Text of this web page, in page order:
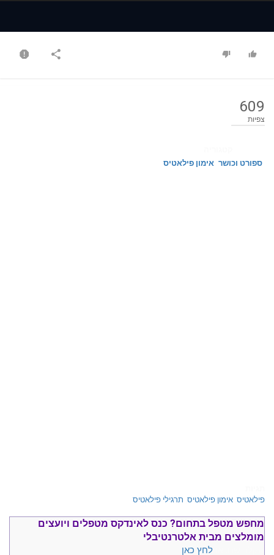
609
צפיות
ספורט וכושר אימון פילאטיס
פילאטיס אימון פילאטיס תרגילי פילאטיס
מחפש מטפל בתחום? כנס לאינדקס מטפלים ויועצים
מומלצים מבית אלטרנטיבלי
לחץ כאן